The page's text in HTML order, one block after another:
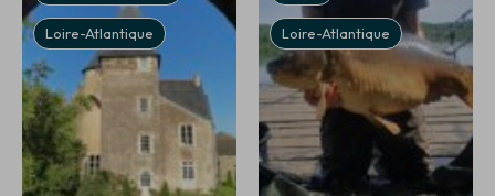
Loire-Atlantique Loire-Atlantique